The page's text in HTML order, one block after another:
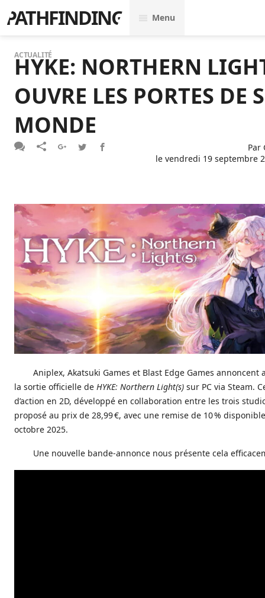
PATHFINDING Menu
ACTUALITÉ
HYKE: NORTHERN
OUVRE LES PORTES DE
MONDE
Par
le vendredi 19 septembre
Aniplex, Akatsuki Games et Blast Edge Games annoncent
la sortie officielle de HYKE: Northern Light(s) sur PC via Steam.
d’action en 2D, développé en collaboration entre les trois
proposé au prix de 28,99 €, avec une remise de 10 %
octobre 2025.
Une nouvelle bande-annonce nous présente cela